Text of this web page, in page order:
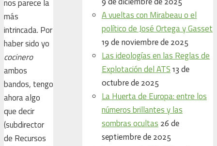
nos parece la
más
intrincada. Por
haber sido yo
cocinero
ambos
bandos, tengo
ahora algo
que decir
(subdirector
de Recursos
A vueltas con Mirabeau o el
político de José Ortega y Gasset
19 de noviembre de 2025
Las ideologías en las Reglas de
Explotación del ATS 13 de
octubre de 2025
La Huerta de Europa: entre los
números brillantes y las
sombras ocultas 26 de
septiembre de 2025